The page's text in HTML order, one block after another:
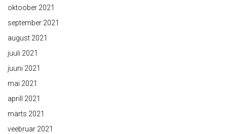
oktoober 2021
september 2021
august 2021
juuli 2021
juuni 2021
mai 2021
aprill 2021
märts 2021
veebruar 2021